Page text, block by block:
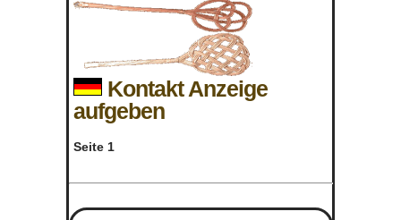
Kontakt Anzeige
aufgeben
Seite 1